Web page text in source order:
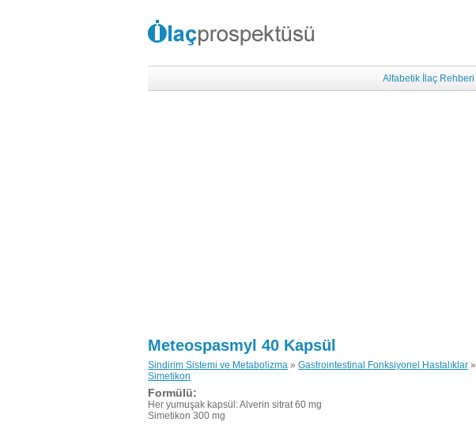
Alfabetik İlaç Rehberi
Meteospasmyl 40 Kapsül
Sindirim Sistemi ve Metabolizma » Gastrointestinal Fonksiyonel Hastalıklar »
Simetikon
Formülü:
Her yumuşak kapsül: Alverin sitrat 60 mg
Simetikon 300 mg